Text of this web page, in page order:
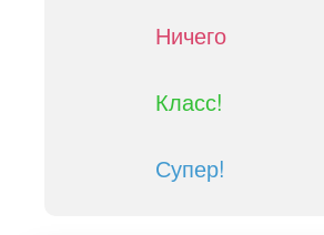
Ничего
Класс!
Супер!